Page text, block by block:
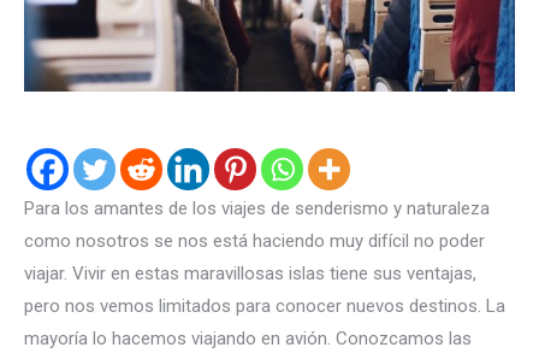
Para los amantes de los viajes de senderismo y naturaleza
como nosotros se nos está haciendo muy difícil no poder
viajar. Vivir en estas maravillosas islas tiene sus ventajas,
pero nos vemos limitados para conocer nuevos destinos. La
mayoría lo hacemos viajando en avión. Conozcamos las